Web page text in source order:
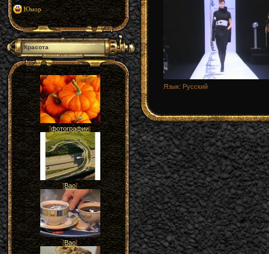
Юмор
Красота
[фотографии]
[Вао]
[Вао]
Язык: Русский